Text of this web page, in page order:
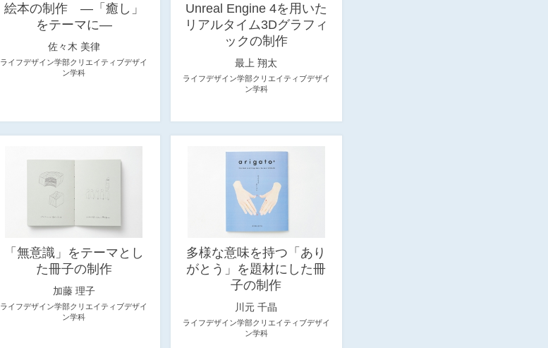
絵本の制作 ―「癒し」
をテーマに―
佐々木 美律
ライフデザイン学部クリエイティブデザイ
ン学科
Unreal Engine 4を用いた
リアルタイム3Dグラフィ
ックの制作
最上 翔太
ライフデザイン学部クリエイティブデザイ
ン学科
「無意識」をテーマとし
た冊子の制作
加藤 理子
ライフデザイン学部クリエイティブデザイ
ン学科
多様な意味を持つ「あり
がとう」を題材にした冊
子の制作
川元 千晶
ライフデザイン学部クリエイティブデザイ
ン学科